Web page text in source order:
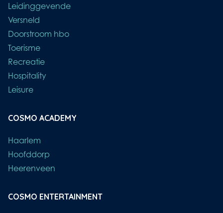
Leidinggevende
Versneld
Doorstroom hbo
Toerisme
Recreatie
Hospitality
Leisure
COSMO ACADEMY
Haarlem
Hoofddorp
Heerenveen
COSMO ENTERTAINMENT